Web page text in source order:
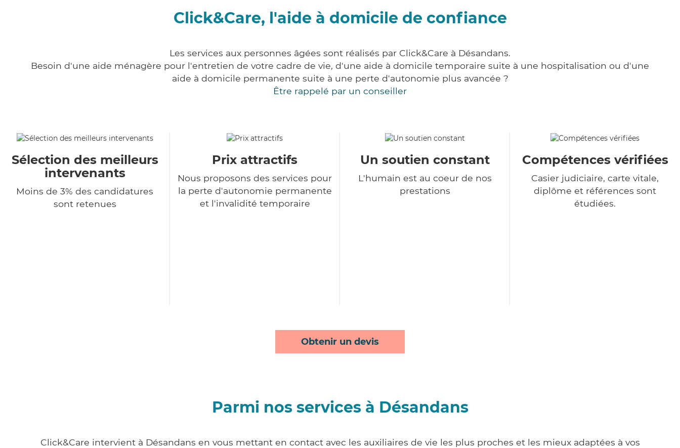
Click&Care, l'aide à domicile de confiance
Les services aux personnes âgées sont réalisés par Click&Care à Désandans.
Besoin d'une aide ménagère pour l'entretien de votre cadre de vie, d'une aide à domicile temporaire suite à une hospitalisation ou d'une
aide à domicile permanente suite à une perte d'autonomie plus avancée ?
Être rappelé par un conseiller
Sélection des meilleurs
intervenants
Moins de 3% des candidatures
sont retenues
Prix attractifs
Nous proposons des services pour
la perte d'autonomie permanente
et l'invalidité temporaire
Un soutien constant
L'humain est au coeur de nos
prestations
Compétences vérifiées
Casier judiciaire, carte vitale,
diplôme et références sont
étudiées.
Obtenir un devis
Parmi nos services à Désandans
Click&Care intervient à Désandans en vous mettant en contact avec les auxiliaires de vie les plus proches et les mieux adaptées à vos